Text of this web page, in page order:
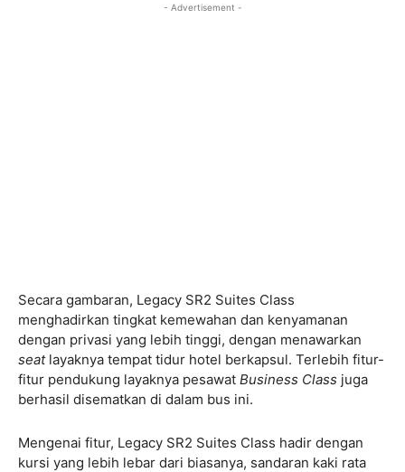
- Advertisement -
Secara gambaran, Legacy SR2 Suites Class
menghadirkan tingkat kemewahan dan kenyamanan
dengan privasi yang lebih tinggi, dengan menawarkan
seatlayaknya tempat tidur hotel berkapsul. Terlebih fitur-
fitur pendukung layaknya pesawat Business Class juga
berhasil disematkan di dalam bus ini.
Mengenai fitur, Legacy SR2 Suites Class hadir dengan
kursi yang lebih lebar dari biasanya, sandaran kaki rata